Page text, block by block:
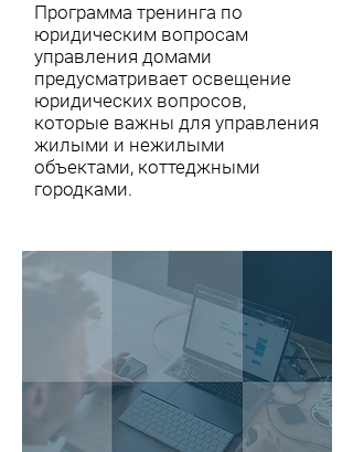
Программа тренинга по
юридическим вопросам
управления домами
предусматривает освещение
юридических вопросов,
которые важны для управления
жилыми и нежилыми
объектами, коттеджными
городками.